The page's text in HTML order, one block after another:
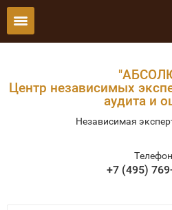
Центр независимых
аудита и
Независимая
+7 (495)